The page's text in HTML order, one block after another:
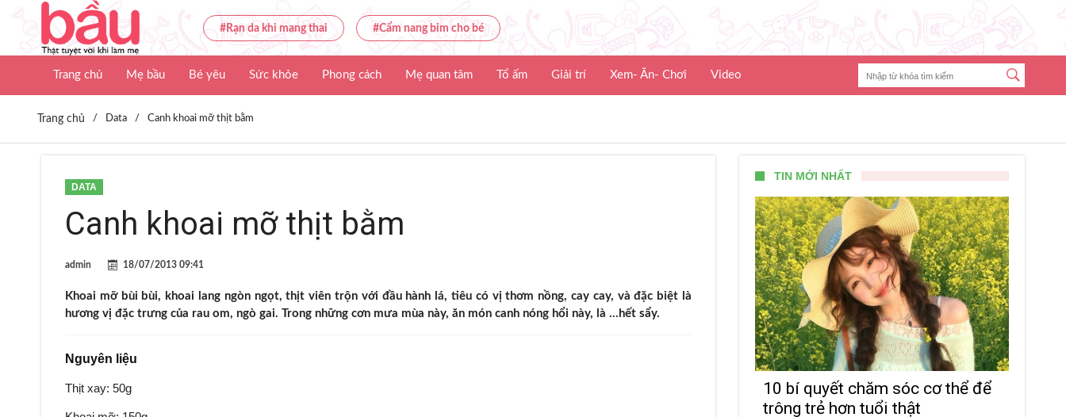
#Rạn da khi mang thai #Cẩm nang bỉm cho bé
Trang chủ Mẹ bầu Bé yêu Sức khỏe Phong cách Mẹ quan tâm Tổ ấm Giải trí Xem- Ăn- Chơi Video
Trang chủ / Data / Canh khoai mỡ thịt bằm
DATA
Canh khoai mỡ thịt bằm
admin 18/07/2013 09:41
Khoai mỡ bùi bùi, khoai lang ngòn ngọt, thịt viên trộn với đầu hành lá, tiêu có vị thơm nồng, cay cay, và đặc biệt là
hương vị đặc trưng của rau om, ngò gai. Trong những cơn mưa mùa này, ăn món canh nóng hổi này, là …hết sẩy.
Nguyên liệu
Thịt xay: 50g
TIN MỚI NHẤT
10 bí quyết chăm sóc cơ thể để
trông trẻ hơn tuổi thật